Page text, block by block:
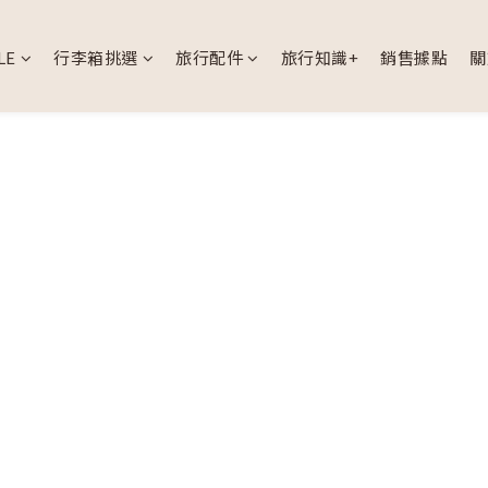
行李箱挑選 旅行配件 旅行知識+ 銷售據點